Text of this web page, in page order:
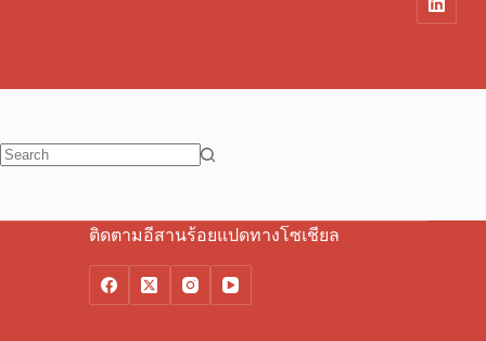
ติดตามอีสานร้อยแปดทางโซเชียล